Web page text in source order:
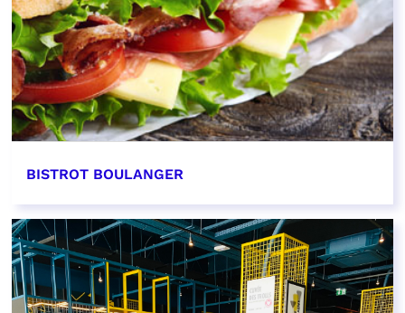
BISTROT BOULANGER
EN SAVOIR PLUS